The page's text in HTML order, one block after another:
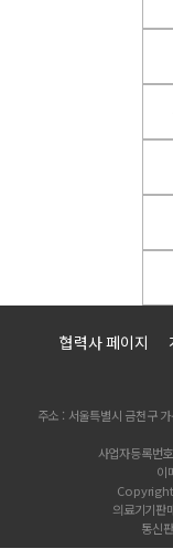
협력사 페이지
주소 : 서울특별시 금천구
사업자등록번
이
의료기기판
통신